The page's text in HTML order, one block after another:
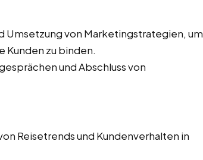
Umsetzung von Marketingstrategien, um
Kunden zu binden.
und Abschluss von
Reisetrends und Kundenverhalten in